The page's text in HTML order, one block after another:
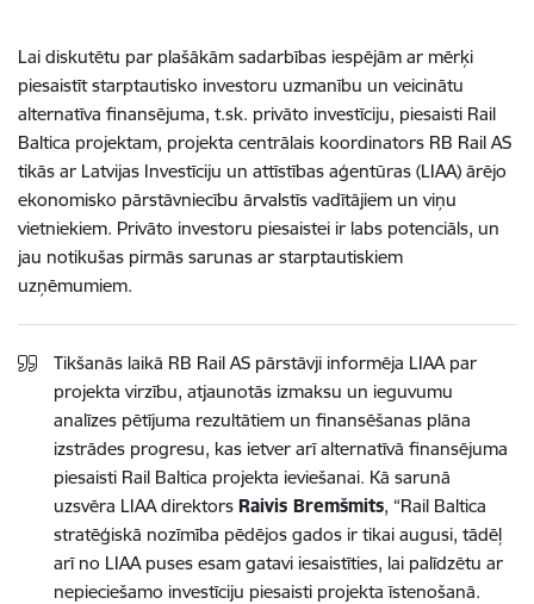
Lai diskutētu par plašākām sadarbības iespējām ar mērķi
piesaistīt starptautisko investoru uzmanību un veicinātu
alternatīva finansējuma, t.sk. privāto investīciju, piesaisti Rail
Baltica projektam, projekta centrālais koordinators RB Rail AS
tikās ar Latvijas Investīciju un attīstības aģentūras (LIAA) ārējo
ekonomisko pārstāvniecību ārvalstīs vadītājiem un viņu
vietniekiem. Privāto investoru piesaistei ir labs potenciāls, un
jau notikušas pirmās sarunas ar starptautiskiem
uzņēmumiem.
Tikšanās laikā RB Rail AS pārstāvji informēja LIAA par
projekta virzību, atjaunotās izmaksu un ieguvumu
analīzes pētījuma rezultātiem un finansēšanas plāna
izstrādes progresu, kas ietver arī alternatīvā finansējuma
piesaisti Rail Baltica projekta ieviešanai. Kā sarunā
uzsvēra LIAA direktors Raivis Bremšmits, “Rail Baltica
stratēģiskā nozīmība pēdējos gados ir tikai augusi, tādēļ
arī no LIAA puses esam gatavi iesaistīties, lai palīdzētu ar
nepieciešamo investīciju piesaisti projekta īstenošanā.